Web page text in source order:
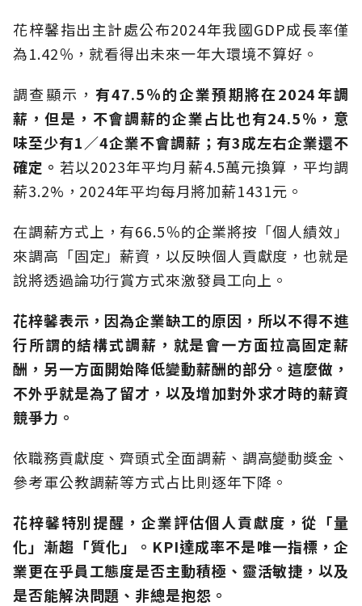
花梓馨指出主計處公布2024年我國GDP成長率僅
為1.42％，就看得出未來一年大環境不算好。
調查顯示， 有47.5％的企業預期將在2024年調
薪，但是，不會調薪的企業占比也有24.5％，意
味至少有1 ／4企業不會調薪；有3成左右企業還不
確定。 若以2023年平均月薪4.5萬元換算，平均調
薪3.2%，2024年平均每月將加薪1431元。
在調薪方式上，有66.5％的企業將按「個人績效」
來調高「固定」薪資，以反映個人貢獻度，也就是
說將透過論功行賞方式來激發員工向上。
花梓馨表示，因為企業缺工的原因，所以不得不進
行所謂的結構式調薪，就是會一方面拉高固定薪
酬，另一方面開始降低變動薪酬的部分。這麼做，
不外乎就是為了留才，以及增加對外求才時的薪資
競爭力。
依職務貢獻度、齊頭式全面調薪、調高變動獎金、
參考軍公教調薪等方式占比則逐年下降。
花梓馨特別提醒，企業評估個人貢獻度，從「量
化」漸趨「質化」。KPI達成率不是唯一指標，企
業更在乎員工態度是否主動積極、靈活敏捷，以及
是否能解決問題、非總是抱怨。